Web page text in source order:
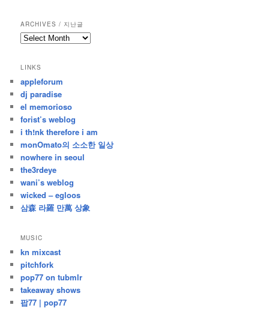
ARCHIVES / 지난글
archives
난
글
LINKS
appleforum
dj paradise
el memorioso
forist’s weblog
i th!nk therefore i am
monOmato의 소소한 일상
nowhere in seoul
the3rdeye
wani’s weblog
wicked – egloos
삼森 라羅 만萬 상象
MUSIC
kn mixcast
pitchfork
pop77 on tubmlr
takeaway shows
팝77 | pop77